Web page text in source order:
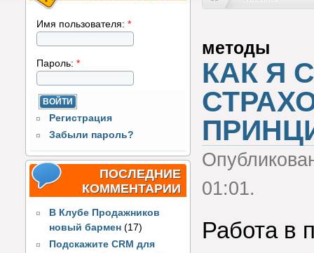
Имя пользователя: *
Пароль: *
Регистрация
Забыли пароль?
ПОСЛЕДНИЕ
КОММЕНТАРИИ
В Клубе Продажников
новый бармен (17)
Подскажите CRM для
методы
КАК Я
01:01.
Работа в